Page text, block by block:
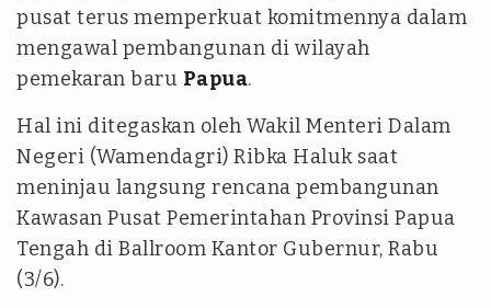
pusat terus memperkuat komitmennya dalam
mengawal pembangunan di wilayah
pemekaran baru Papua.
Hal ini ditegaskan oleh Wakil Menteri Dalam
Negeri (Wamendagri) Ribka Haluk saat
meninjau langsung rencana pembangunan
Kawasan Pusat Pemerintahan Provinsi Papua
Tengah di Ballroom Kantor Gubernur, Rabu
(3/6).